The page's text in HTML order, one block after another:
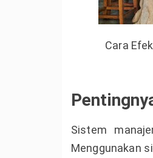
Cara
Sistem
Menggunakan